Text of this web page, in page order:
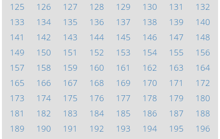
125
126 127 128 129 130 131
132
133
134 135 136 137 138 139
140
141
142 143 144 145 146 147
148
149
150 151 152 153 154 155
156
157
158 159 160 161 162 163
164
165
166 167 168 169 170 171
172
173
174 175 176 177 178 179
180
181
182 183 184 185 186 187
188
189
190 191 192 193 194 195
196